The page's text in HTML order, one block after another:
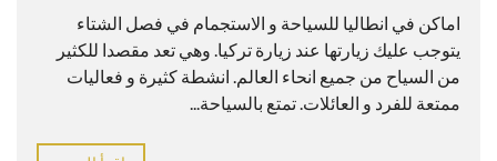
اماكن في انطاليا للسياحة و الاستجمام في فصل الشتاء
يتوجب عليك زيارتها عند زيارة تركيا. وهي تعد مقصدا للكثير
من السياح من جميع انحاء العالم. انشطة كثيرة و فعاليات
ممتعة للفرد و العائلات. تمتع بالسياحة...